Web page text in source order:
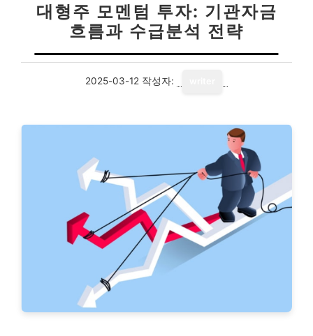
대형주 모멘텀 투자: 기관자금
흐름과 수급분석 전략
2025-03-12 작성자: